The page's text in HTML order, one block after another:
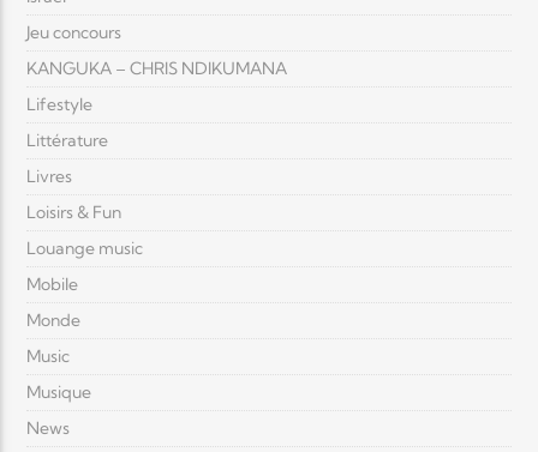
Jeu concours
KANGUKA – CHRIS NDIKUMANA
Lifestyle
Littérature
Livres
Loisirs & Fun
Louange music
Mobile
Monde
Music
Musique
News